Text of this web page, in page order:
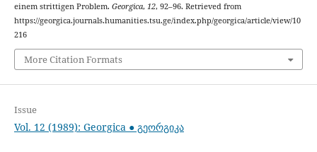
einem strittigen Problem. Georgica, 12, 92–96. Retrieved from
https://georgica.journals.humanities.tsu.ge/index.php/georgica/article/view/10
216
More Citation Formats
Issue
Vol. 12 (1989): Georgica ● გეორგიკა